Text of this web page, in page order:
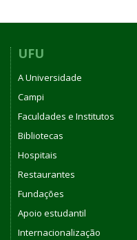
UFU
A Universidade
Campi
Faculdades e Institutos
Bibliotecas
Hospitais
Restaurantes
Fundações
Apoio estudantil
Internacionalização